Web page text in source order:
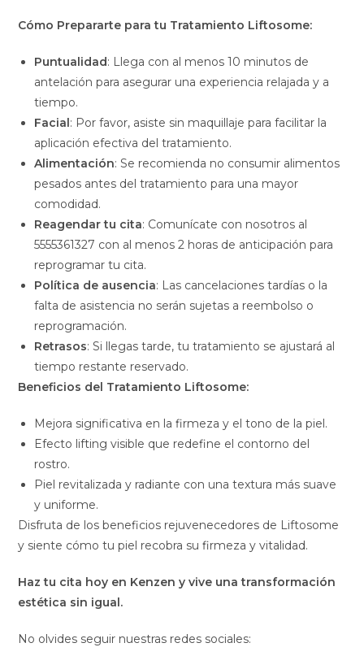
Cómo Prepararte para tu Tratamiento Liftosome:
Puntualidad: Llega con al menos 10 minutos de
antelación para asegurar una experiencia relajada y a
tiempo.
Facial: Por favor, asiste sin maquillaje para facilitar la
aplicación efectiva del tratamiento.
Alimentación: Se recomienda no consumir alimentos
pesados antes del tratamiento para una mayor
comodidad.
Reagendar tu cita: Comunícate con nosotros al
5555361327 con al menos 2 horas de anticipación para
reprogramar tu cita.
Política de ausencia: Las cancelaciones tardías o la
falta de asistencia no serán sujetas a reembolso o
reprogramación.
Retrasos: Si llegas tarde, tu tratamiento se ajustará al
tiempo restante reservado.
Beneficios del Tratamiento Liftosome:
Mejora significativa en la firmeza y el tono de la piel.
Efecto lifting visible que redefine el contorno del
rostro.
Piel revitalizada y radiante con una textura más suave
y uniforme.
Disfruta de los beneficios rejuvenecedores de Liftosome
y siente cómo tu piel recobra su firmeza y vitalidad.
Haz tu cita hoy en Kenzen y vive una transformación
estética sin igual.
No olvides seguir nuestras redes sociales: